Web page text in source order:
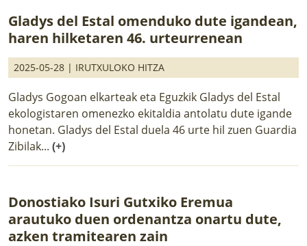
Gladys del Estal omenduko dute igandean,
haren hilketaren 46. urteurrenean
2025-05-28 | IRUTXULOKO HITZA
Gladys Gogoan elkarteak eta Eguzkik Gladys del Estal
ekologistaren omenezko ekitaldia antolatu dute igande
honetan. Gladys del Estal duela 46 urte hil zuen Guardia
Zibilak... (+)
Donostiako Isuri Gutxiko Eremua
arautuko duen ordenantza onartu dute,
azken tramitearen zain